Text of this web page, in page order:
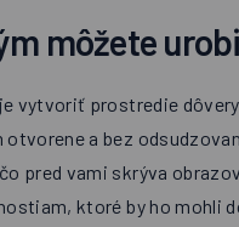
môžete
vytvoriť prostredie
otvorene a bez
pred vami skrýva
ktoré by ho mohli